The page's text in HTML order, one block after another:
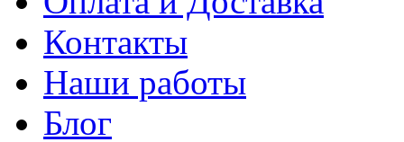
Контакты
Наши работы
Блог